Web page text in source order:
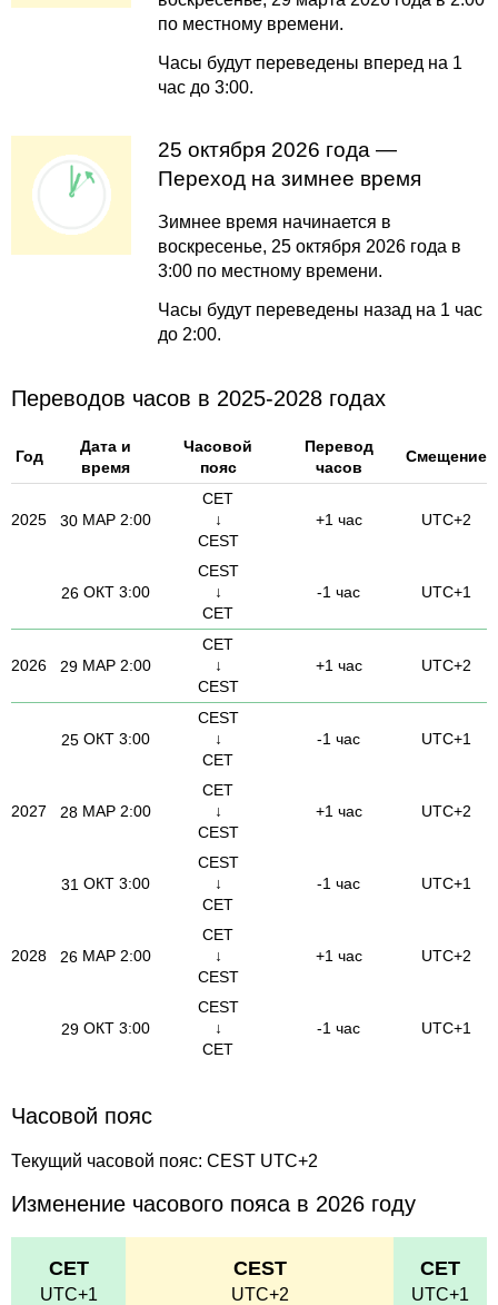
по местному времени.
Часы будут переведены вперед на 1
час до 3:00.
25 октября 2026 года —
Переход на зимнее время
Зимнее время начинается в
воскресенье, 25 октября 2026 года в
3:00 по местному времени.
Часы будут переведены назад на 1 час
до 2:00.
Переводов часов в 2025-2028 годах
Год
Дата и
время
Часовой
пояс
Перевод
часов
Смещение
2025 30 МАР 2:00
CET
↓
CEST
+1 час UTC+2
26 ОКТ 3:00
CEST
↓
CET
-1 час UTC+1
2026 29 МАР 2:00
CET
↓
CEST
+1 час UTC+2
25 ОКТ 3:00
CEST
↓
CET
-1 час UTC+1
2027 28 МАР 2:00
CET
↓
CEST
+1 час UTC+2
31 ОКТ 3:00
CEST
↓
CET
-1 час UTC+1
2028 26 МАР 2:00
CET
↓
CEST
+1 час UTC+2
29 ОКТ 3:00
CEST
↓
CET
-1 час UTC+1
Часовой пояс
Текущий часовой пояс: CEST UTC+2
Изменение часового пояса в 2026 году
CET
UTC+1
CEST
UTC+2
CET
UTC+1